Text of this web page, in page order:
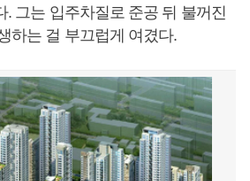
. 그는 입주차질로 준공 뒤 불꺼진
하는 걸 부끄럽게 여겼다.